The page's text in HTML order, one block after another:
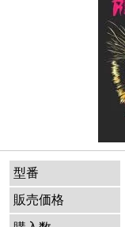
型番
販売価格